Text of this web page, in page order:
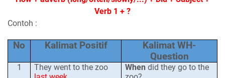
Verb 1 + ?
Contoh :
No Kalimat Positif
Kalimat WH-
Question
1
They went to the zoo
Whendid they go tothe